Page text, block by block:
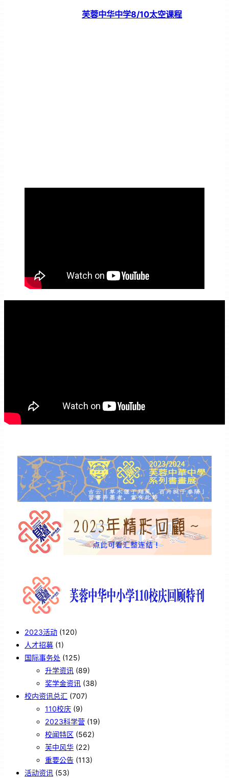
芙蓉中华中学8/10太空课程
2023活动 (120)
人才招募 (1)
国际事务处 (125)
升学资讯 (89)
奖学金资讯 (38)
校内资讯总汇 (707)
110校庆 (9)
2023科学营 (19)
校闻特区 (562)
芙中风华 (22)
重要公告 (113)
活动资讯 (53)